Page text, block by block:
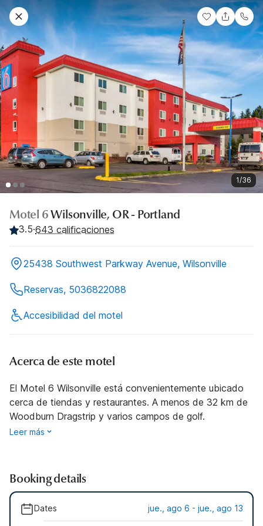
1/36
Motel 6Wilsonville, OR - Portland
3.5·643 calificaciones
25438 Southwest Parkway Avenue, Wilsonville
Reservas, 5036822088
Accesibilidad del motel
Acerca de este motel
El Motel 6 Wilsonville está convenientemente ubicado
cerca de tiendas y restaurantes. A menos de 32 km de
Woodburn Dragstrip y varios campos de golf.
Leer más
Booking details
Dates jue., ago 6 - jue., ago 13